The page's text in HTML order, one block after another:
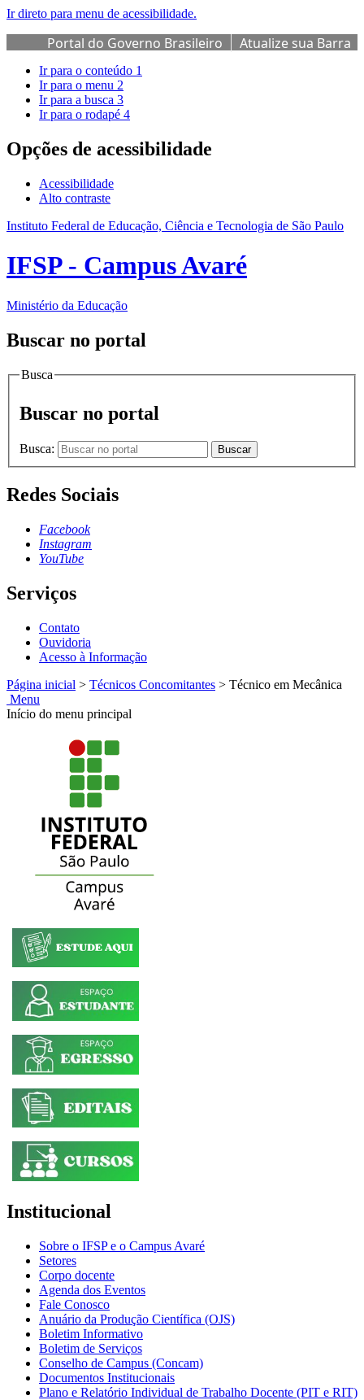
Ir direto para menu de acessibilidade.
Portal do Governo Brasileiro
Atualize sua Barra
de Governo
Ir para o conteúdo 1
Ir para o menu 2
Ir para a busca 3
Ir para o rodapé 4
Opções de acessibilidade
Acessibilidade
Alto contraste
Instituto Federal de Educação, Ciência e Tecnologia de São Paulo
IFSP - Campus Avaré
Ministério da Educação
Buscar no portal
Busca
Buscar no portal
Busca: Buscar
Redes Sociais
Facebook
Instagram
YouTube
Serviços
Contato
Ouvidoria
Acesso à Informação
Página inicial > Técnicos Concomitantes > Técnico em Mecânica
Menu
Início do menu principal
Institucional
Sobre o IFSP e o Campus Avaré
Setores
Corpo docente
Agenda dos Eventos
Fale Conosco
Anuário da Produção Científica (OJS)
Boletim Informativo
Boletim de Serviços
Conselho de Campus (Concam)
Documentos Institucionais
Plano e Relatório Individual de Trabalho Docente (PIT e RIT)